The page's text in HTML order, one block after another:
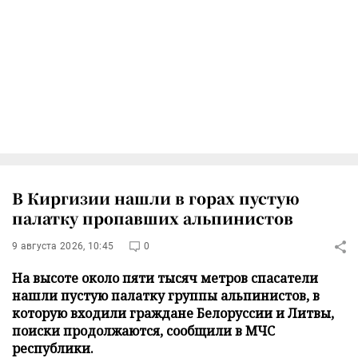
В Киргизии нашли в горах пустую
палатку пропавших альпинистов
9 августа 2026, 10:45 0
На высоте около пяти тысяч метров спасатели
нашли пустую палатку группы альпинистов, в
которую входили граждане Белоруссии и Литвы,
поиски продолжаются, сообщили в МЧС
республики.